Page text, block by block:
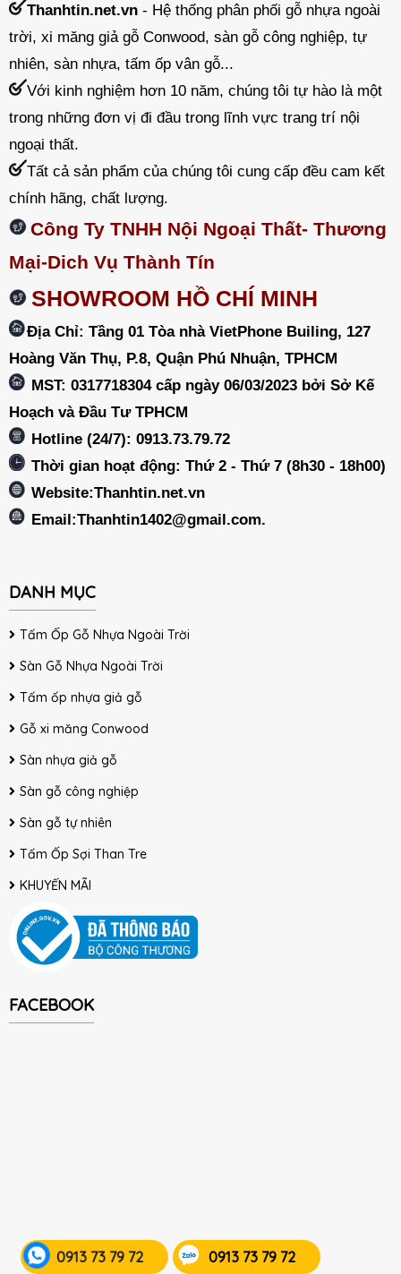
Thanhtin.net.vn - Hệ thống phân phối gỗ nhựa ngoài
trời, xi măng giả gỗ Conwood, sàn gỗ công nghiệp, tự
nhiên, sàn nhựa, tấm ốp vân gỗ...
Với kinh nghiệm hơn 10 năm, chúng tôi tự hào là một
trong những đơn vị đi đầu trong lĩnh vực trang trí nội
ngoại thất.
Tất cả sản phẩm của chúng tôi cung cấp đều cam kết
chính hãng, chất lượng.
Công Ty TNHH Nội Ngoại Thất- Thương
Mại-Dich Vụ Thành Tín
SHOWROOM HỒ CHÍ MINH
Địa Chỉ: Tầng 01 Tòa nhà VietPhone Builing, 127
Hoàng Văn Thụ, P.8, Quận Phú Nhuận, TPHCM
MST: 0317718304 cấp ngày 06/03/2023 bởi Sở Kế
Hoạch và Đầu Tư TPHCM
Hotline (24/7): 0913.73.79.72
Thời gian hoạt động: Thứ 2 - Thứ 7 (8h30 - 18h00)
Website:Thanhtin.net.vn
Email:Thanhtin1402@gmail.com.
DANH MỤC
Tấm Ốp Gỗ Nhựa Ngoài Trời
Sàn Gỗ Nhựa Ngoài Trời
Tấm ốp nhựa giả gỗ
Gỗ xi măng Conwood
Sàn nhựa giả gỗ
Sàn gỗ công nghiệp
Sàn gỗ tự nhiên
Tấm Ốp Sợi Than Tre
KHUYẾN MÃI
FACEBOOK
0913 73 79 72 0913 73 79 72